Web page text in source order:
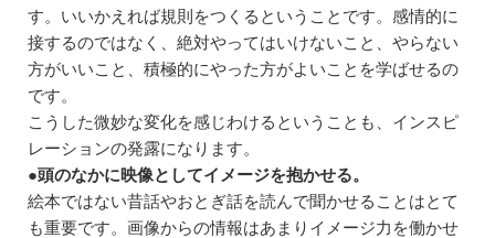
す。いいかえれば規則をつくるということです。感情的に
接するのではなく、絶対やってはいけないこと、やらない
方がいいこと、積極的にやった方がよいことを学ばせるの
です。
こうした微妙な変化を感じわけるということも、インスピ
レーションの発露になります。
●頭のなかに映像としてイメージを抱かせる。
絵本ではない昔話やおとぎ話を読んで聞かせることはとて
も重要です。画像からの情報はあまりイメージ力を働かせ